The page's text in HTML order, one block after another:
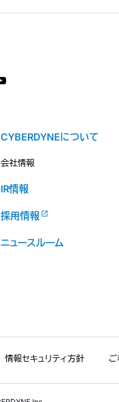
CYBERDYNEについて
会社情報
IR情報
採用情報
ニュースルーム
情報セキュリティ方針